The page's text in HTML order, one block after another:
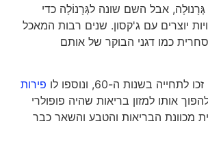
אבל השם שונה לגְּרָנוֹלָה כדי
יוצרים עם ג'קסון. שנים רבות המאכל
כמו דגני הבוקר של אותם
בשנות ה-60, ונוספו לו
פירות
אותו למזון בריאות שהיה פופולרי
הבריאות והטבע והשאר כבר